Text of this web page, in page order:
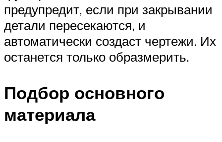
предупредит, если при закрывании
детали пересекаются, и
автоматически создаст чертежи. Их
останется только образмерить.
Подбор основного
материала